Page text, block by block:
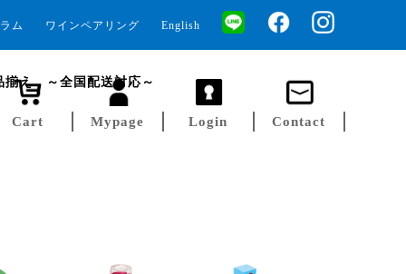
English
ワインペアリング
ム
揃え ～全国配送対応～
Contact
Login
Mypage
Cart